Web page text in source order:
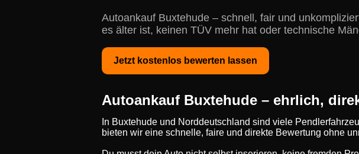
Autoankauf Buxtehude – schnell, fair und
es älter ist, keinen TÜV mehr hat oder technische
Jetzt kostenlos bewerten lassen
Autoankauf Buxtehude – ehrlich,
In Buxtehude und Norddeutschland sind viele
bieten wir eine schnelle, faire und direkte Bewertung ohne